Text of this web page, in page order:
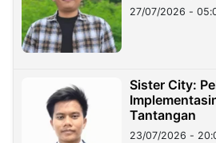
27/07/2026 -
Sister City:
Tantangan
23/07/2026 -